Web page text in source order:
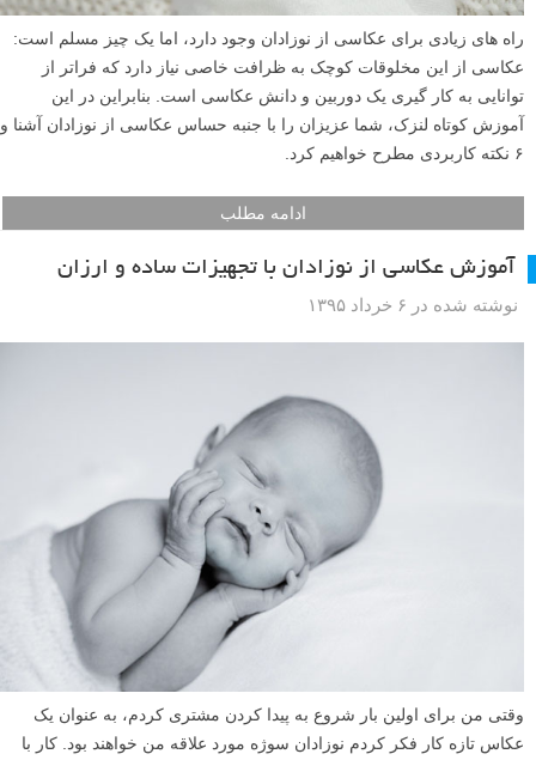
راه های زیادی برای عکاسی از نوزادان وجود دارد، اما یک چیز مسلم است:
عکاسی از این مخلوقات کوچک به ظرافت خاصی نیاز دارد که فراتر از
توانایی به کار گیری یک دوربین و دانش عکاسی است. بنابراین در این
آموزش کوتاه لنزک، شما عزیزان را با جنبه حساس عکاسی از نوزادان آشنا و
۶ نکته کاربردی مطرح خواهیم کرد.
ادامه مطلب
آموزش عکاسی از نوزادان با تجهیزات ساده و ارزان
نوشته شده در ۶ خرداد ۱۳۹۵
وقتی من برای اولین بار شروع به پیدا کردن مشتری کردم، به عنوان یک
عکاس تازه کار فکر کردم نوزادان سوژه مورد علاقه من خواهند بود. کار با